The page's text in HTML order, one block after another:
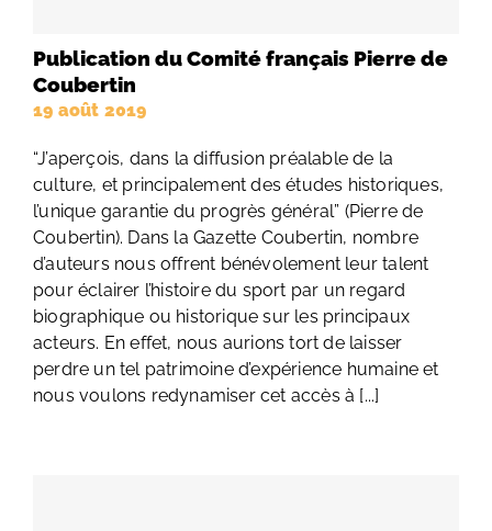
Publication du Comité français Pierre de
Coubertin
19 août 2019
“J’aperçois, dans la diffusion préalable de la
culture, et principalement des études historiques,
l’unique garantie du progrès général” (Pierre de
Coubertin). Dans la Gazette Coubertin, nombre
d’auteurs nous offrent bénévolement leur talent
pour éclairer l’histoire du sport par un regard
biographique ou historique sur les principaux
acteurs. En effet, nous aurions tort de laisser
perdre un tel patrimoine d’expérience humaine et
nous voulons redynamiser cet accès à [...]